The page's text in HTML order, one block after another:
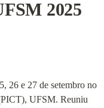
2025
26 e 27 de setembro no
UFSM. Reuniu